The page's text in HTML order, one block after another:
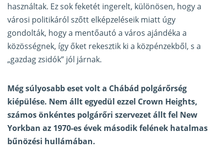
használtak. Ez sok feketét ingerelt, különösen, hogy a
városi politikáról szőtt elképzeléseik miatt úgy
gondolták, hogy a mentőautó a város ajándéka a
közösségnek, így őket rekesztik ki a közpénzekből, s a
„gazdag zsidók” jól járnak.
Még súlyosabb eset volt a Chábád polgárőrség
kiépülése. Nem állt egyedül ezzel Crown Heights,
számos önkéntes polgárőri szervezet állt fel New
Yorkban az 1970-es évek második felének hatalmas
bűnözési hullámában.